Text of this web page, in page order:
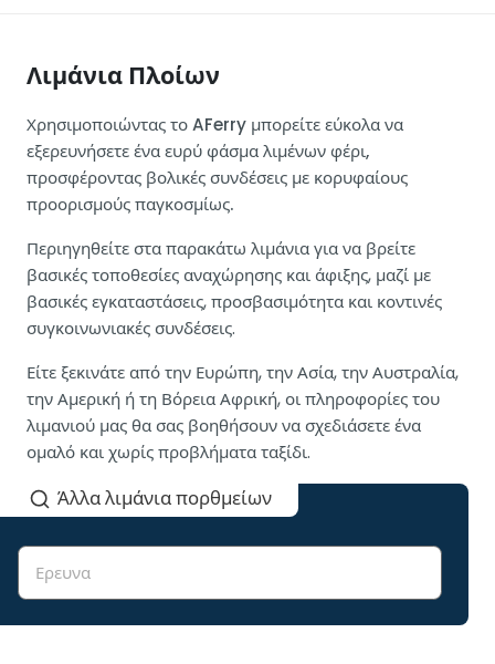
Λιμάνια Πλοίων
Χρησιμοποιώντας το AFerry μπορείτε εύκολα να
εξερευνήσετε ένα ευρύ φάσμα λιμένων φέρι,
προσφέροντας βολικές συνδέσεις με κορυφαίους
προορισμούς παγκοσμίως.
Περιηγηθείτε στα παρακάτω λιμάνια για να βρείτε
βασικές τοποθεσίες αναχώρησης και άφιξης, μαζί με
βασικές εγκαταστάσεις, προσβασιμότητα και κοντινές
συγκοινωνιακές συνδέσεις.
Είτε ξεκινάτε από την Ευρώπη, την Ασία, την Αυστραλία,
την Αμερική ή τη Βόρεια Αφρική, οι πληροφορίες του
λιμανιού μας θα σας βοηθήσουν να σχεδιάσετε ένα
ομαλό και χωρίς προβλήματα ταξίδι.
Άλλα λιμάνια πορθμείων